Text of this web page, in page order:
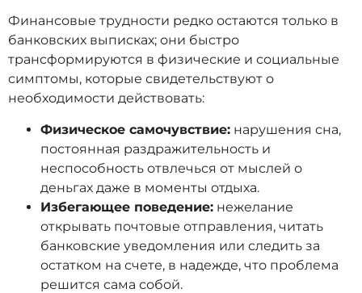
Финансовые трудности редко остаются только в
банковских выписках; они быстро
трансформируются в физические и социальные
симптомы, которые свидетельствуют о
необходимости действовать:
Физическое самочувствие: нарушения сна,
постоянная раздражительность и
неспособность отвлечься от мыслей о
деньгах даже в моменты отдыха.
Избегающее поведение: нежелание
открывать почтовые отправления, читать
банковские уведомления или следить за
остатком на счете, в надежде, что проблема
решится сама собой.